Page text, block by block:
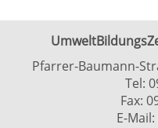
Pfarrer-Baumann-
Tel:
Fax:
E-Mail: